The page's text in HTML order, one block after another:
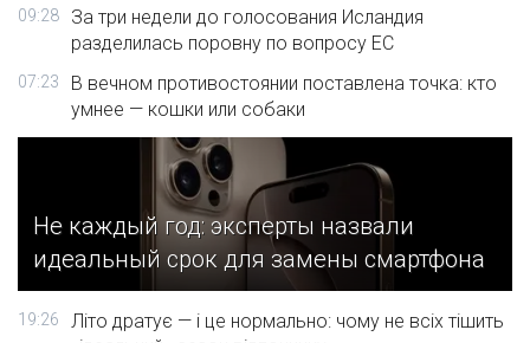
09:28
За три недели до голосования Исландия
разделилась поровну по вопросу ЕС
07:23
В вечном противостоянии поставлена точка: кто
умнее — кошки или собаки
Не каждый год: эксперты назвали
идеальный срок для замены смартфона
19:26
Літо дратує — і це нормально: чому не всіх тішить